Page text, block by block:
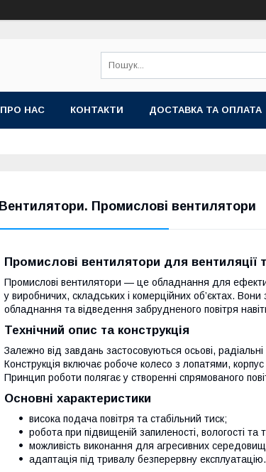
ПРО НАС КОНТАКТИ ДОСТАВКА ТА ОПЛАТА
Вентилятори. Промислові вентилятори
Промислові вентилятори для вентиляції
Промислові вентилятори — це обладнання для
у виробничих, складських і комерційних об’єктах.
обладнання та відведення забрудненого повітря
Технічний опис та конструкція
Залежно від завдань застосовуються осьові,
Конструкція включає робоче колесо з лопатями, корпус
Принцип роботи полягає у створенні спрямованого
Основні характеристики
висока подача повітря та стабільний тиск;
робота при підвищеній запиленості, вологості та
можливість виконання для агресивних
адаптація під тривалу безперервну експлуатацію.